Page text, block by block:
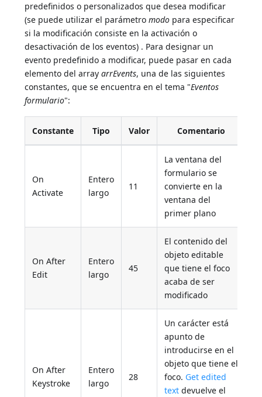
predefinidos o personalizados que desea modificar
(se puede utilizar el parámetromodo para especificar
si la modificación consiste en la activación o
desactivación de los eventos) . Para designar un
evento predefinido a modificar, puede pasar en cada
elemento del arrayarrEvents, una de las siguientes
constantes, que se encuentra en el tema "Eventos
formulario":
Constante Tipo Valor Comentario
On
Activate
Entero
largo
11
La ventana del
formulario se
convierte en la
ventana del
primer plano
On After
Edit
Entero
largo
45
El contenido del
objeto editable
que tiene el foco
acaba de ser
modificado
On After
Keystroke
Entero
largo
28
Un carácter está
apunto de
introducirse en el
objeto que tiene el
foco. Get edited
text devuelve el